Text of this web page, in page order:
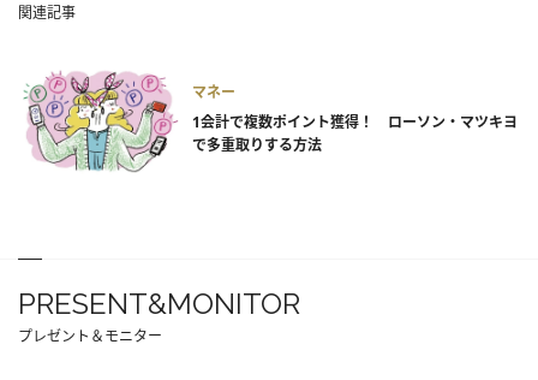
関連記事
マネー
1会計で複数ポイント獲得！ ローソン・マツキヨ
で多重取りする方法
PRESENT&MONITOR
プレゼント＆モニター